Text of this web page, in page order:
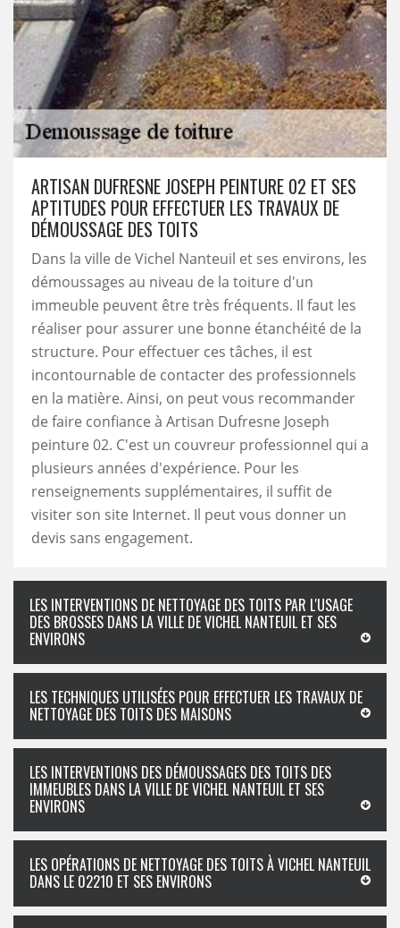
ARTISAN DUFRESNE JOSEPH PEINTURE 02 ET SES
APTITUDES POUR EFFECTUER LES TRAVAUX DE
DÉMOUSSAGE DES TOITS
Dans la ville de Vichel Nanteuil et ses environs, les
démoussages au niveau de la toiture d'un
immeuble peuvent être très fréquents. Il faut les
réaliser pour assurer une bonne étanchéité de la
structure. Pour effectuer ces tâches, il est
incontournable de contacter des professionnels
en la matière. Ainsi, on peut vous recommander
de faire confiance à Artisan Dufresne Joseph
peinture 02. C'est un couvreur professionnel qui a
plusieurs années d'expérience. Pour les
renseignements supplémentaires, il suffit de
visiter son site Internet. Il peut vous donner un
devis sans engagement.
LES INTERVENTIONS DE NETTOYAGE DES TOITS PAR L'USAGE
DES BROSSES DANS LA VILLE DE VICHEL NANTEUIL ET SES
ENVIRONS
LES TECHNIQUES UTILISÉES POUR EFFECTUER LES TRAVAUX DE
NETTOYAGE DES TOITS DES MAISONS
LES INTERVENTIONS DES DÉMOUSSAGES DES TOITS DES
IMMEUBLES DANS LA VILLE DE VICHEL NANTEUIL ET SES
ENVIRONS
LES OPÉRATIONS DE NETTOYAGE DES TOITS À VICHEL NANTEUIL
DANS LE 02210 ET SES ENVIRONS